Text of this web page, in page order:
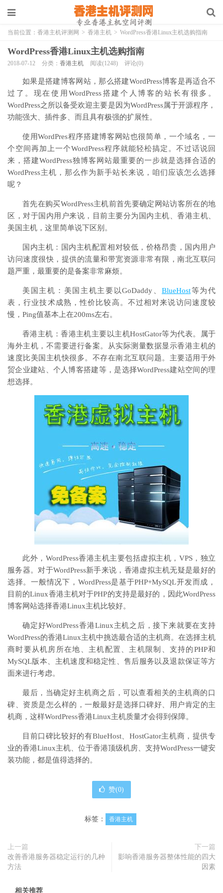
当前位置： 香港主机评测网 > 香港主机 > WordPress香港Linux主机选购指南
WordPress香港Linux主机选购指南
2018-07-12 分类： 香港主机 阅读(1248) 评论(0)
如果是搭建博客网站，那么搭建WordPress博客是再适合不
过了。现在使用WordPress搭建个人博客的站长有很多。
WordPress之所以备受欢迎主要是因为WordPress属于开源程序，
功能强大、插件多、而且具有极强的扩展性。
使用WordPres程序搭建博客网站也很简单，一个域名，一
个空间再加上一个WordPress程序就能轻松搞定。不过话说回
来，搭建WordPress独博客网站最重要的一步就是选择合适的
WordPress主机，那么作为新手站长来说，咱们应该怎么选择
呢？
首先在购买WordPress主机前首先要确定网站访客所在的地
区，对于国内用户来说，目前主要分为国内主机、香港主机、
美国主机，这里简单说下区别。
国内主机：国内主机配置相对较低，价格昂贵，国内用户
访问速度很快，提供的流量和带宽资源非常有限，南北互联问
题严重，最重要的是备案非常麻烦。
美国主机：美国主机主要以GoDaddy、 BlueHost等为代
表，行业技术成熟，性价比较高。不过相对来说访问速度较
慢，Ping值基本上在200ms左右。
香港主机：香港主机主要以主机HostGator等为代表。属于
海外主机，不需要进行备案。从实际测量数据显示香港主机的
速度比美国主机快很多。不存在南北互联问题。主要适用于外
贸企业建站、个人博客搭建等，是选择WordPress建站空间的理
想选择。
此外，WordPress香港主机主要包括虚拟主机，VPS，独立
服务器。对于WordPress新手来说，香港虚拟主机无疑是最好的
选择。一般情况下，WordPress是基于PHP+MySQL开发而成，
目前的Linux香港主机对于PHP的支持是最好的，因此WordPress
博客网站选择香港Linux主机比较好。
确定好WordPress香港Linux主机之后，接下来就要在支持
WordPress的香港Linux主机中挑选最合适的主机商。在选择主机
商时要从机房所在地、主机配置、主机限制、支持的PHP和
MySQL版本、主机速度和稳定性、售后服务以及退款保证等方
面来进行考虑。
最后，当确定好主机商之后，可以查看相关的主机商的口
碑、资质是怎么样的，一般最好是选择口碑好、用户肯定的主
机商，这样WordPress香港Linux主机质量才会得到保障。
目前口碑比较好的有BlueHost、HostGator主机商，提供专
业的香港Linux主机、位于香港顶级机房、支持WordPress一键安
装功能，都是值得选择的。
赞(0)
标签： 香港主机
上一篇
改善香港服务器稳定运行的几种
方法
下一篇
影响香港服务器整体性能的四大
因素
相关推荐